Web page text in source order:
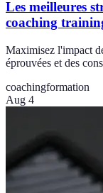
Les meilleures
coaching
Maximisez l'impact
éprouvées et des
coachingformation
Aug 4